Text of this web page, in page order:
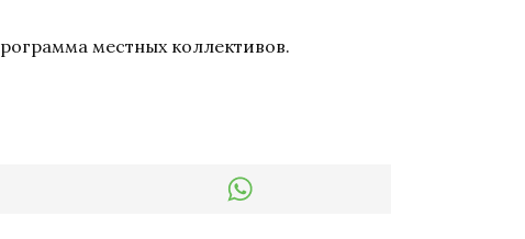
местных коллективов.